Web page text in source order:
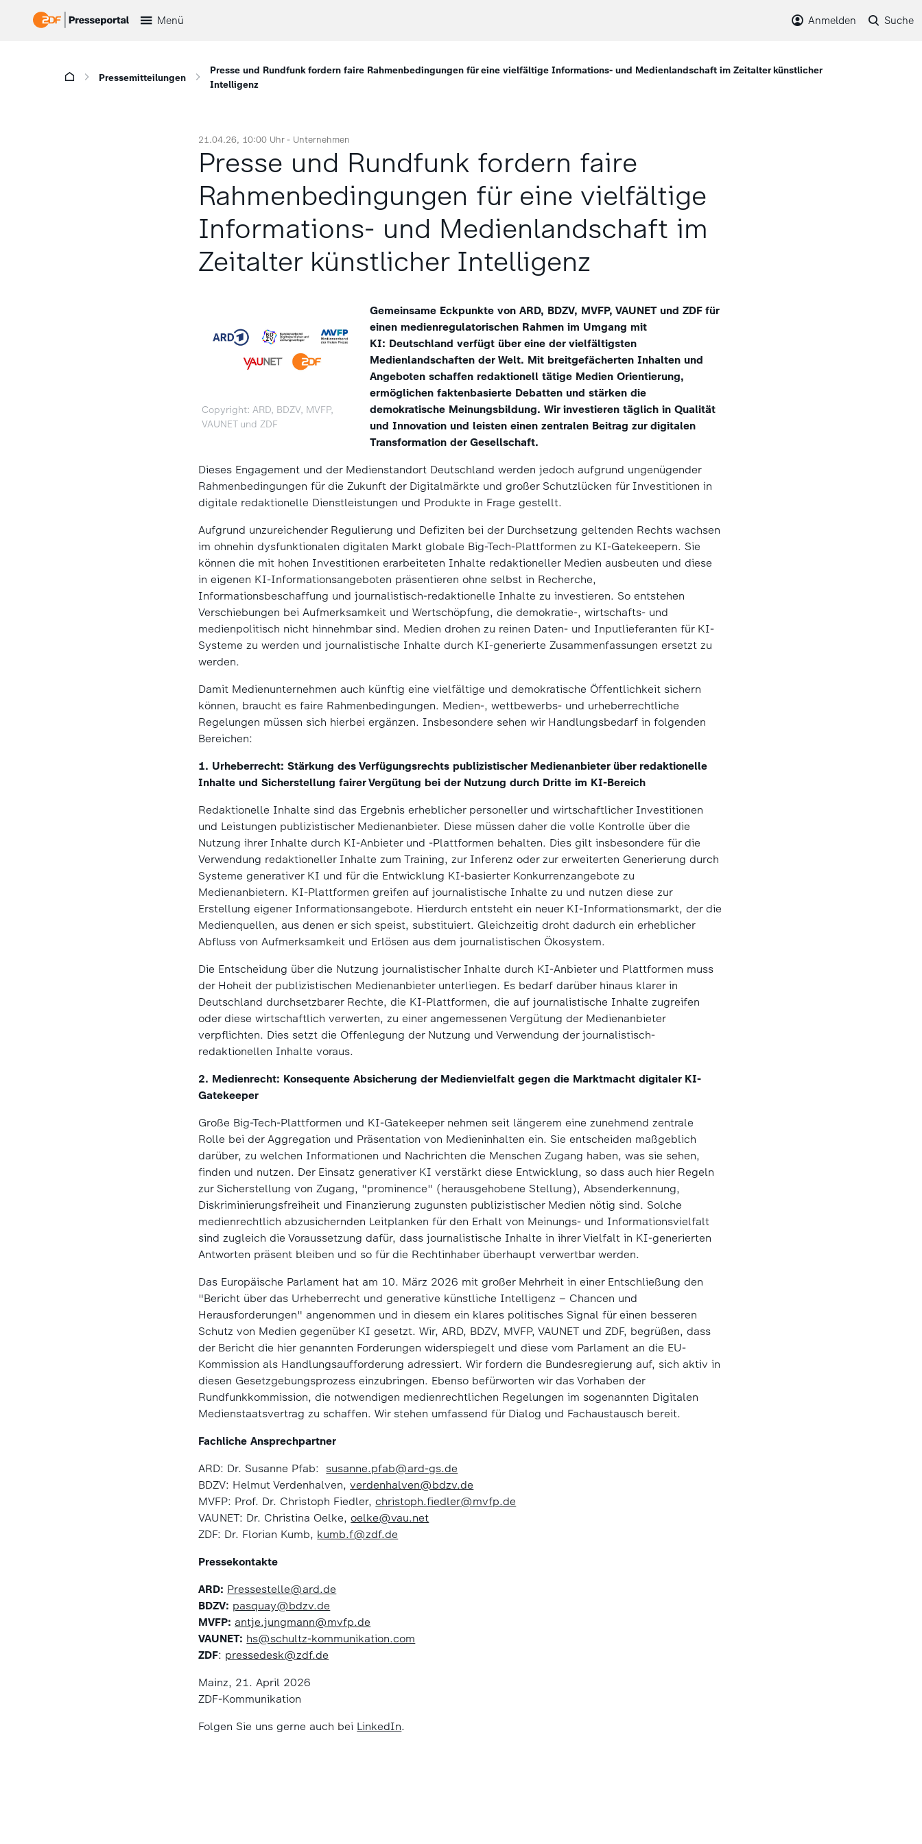
Menü Anmelden Suche
Pressemitteilungen
Presse und Rundfunk fordern faire Rahmenbedingungen für eine vielfältige Informations- und Medienlandschaft im Zeitalter künstlicher
Intelligenz
21.04.26, 10:00 Uhr - Unternehmen
Presse und Rundfunk fordern faire
Rahmenbedingungen für eine vielfältige
Informations- und Medienlandschaft im
Zeitalter künstlicher Intelligenz
Copyright: ARD, BDZV, MVFP,
VAUNET und ZDF
Gemeinsame Eckpunkte von ARD, BDZV, MVFP, VAUNET und ZDF für
einen medienregulatorischen Rahmen im Umgang mit
KI: Deutschland verfügt über eine der vielfältigsten
Medienlandschaften der Welt. Mit breitgefächerten Inhalten und
Angeboten schaffen redaktionell tätige Medien Orientierung,
ermöglichen faktenbasierte Debatten und stärken die
demokratische Meinungsbildung. Wir investieren täglich in Qualität
und Innovation und leisten einen zentralen Beitrag zur digitalen
Transformation der Gesellschaft.
Dieses Engagement und der Medienstandort Deutschland werden jedoch aufgrund ungenügender
Rahmenbedingungen für die Zukunft der Digitalmärkte und großer Schutzlücken für Investitionen in
digitale redaktionelle Dienstleistungen und Produkte in Frage gestellt.
Aufgrund unzureichender Regulierung und Defiziten bei der Durchsetzung geltenden Rechts wachsen
im ohnehin dysfunktionalen digitalen Markt globale Big-Tech-Plattformen zu KI-Gatekeepern. Sie
können die mit hohen Investitionen erarbeiteten Inhalte redaktioneller Medien ausbeuten und diese
in eigenen KI-Informationsangeboten präsentieren ohne selbst in Recherche,
Informationsbeschaffung und journalistisch-redaktionelle Inhalte zu investieren. So entstehen
Verschiebungen bei Aufmerksamkeit und Wertschöpfung, die demokratie-, wirtschafts- und
medienpolitisch nicht hinnehmbar sind. Medien drohen zu reinen Daten- und Inputlieferanten für KI-
Systeme zu werden und journalistische Inhalte durch KI-generierte Zusammenfassungen ersetzt zu
werden.
Damit Medienunternehmen auch künftig eine vielfältige und demokratische Öffentlichkeit sichern
können, braucht es faire Rahmenbedingungen. Medien-, wettbewerbs- und urheberrechtliche
Regelungen müssen sich hierbei ergänzen. Insbesondere sehen wir Handlungsbedarf in folgenden
Bereichen:
1. Urheberrecht: Stärkung des Verfügungsrechts publizistischer Medienanbieter über redaktionelle
Inhalte und Sicherstellung fairer Vergütung bei der Nutzung durch Dritte im KI-Bereich
Redaktionelle Inhalte sind das Ergebnis erheblicher personeller und wirtschaftlicher Investitionen
und Leistungen publizistischer Medienanbieter. Diese müssen daher die volle Kontrolle über die
Nutzung ihrer Inhalte durch KI-Anbieter und -Plattformen behalten. Dies gilt insbesondere für die
Verwendung redaktioneller Inhalte zum Training, zur Inferenz oder zur erweiterten Generierung durch
Systeme generativer KI und für die Entwicklung KI-basierter Konkurrenzangebote zu
Medienanbietern. KI-Plattformen greifen auf journalistische Inhalte zu und nutzen diese zur
Erstellung eigener Informationsangebote. Hierdurch entsteht ein neuer KI-Informationsmarkt, der die
Medienquellen, aus denen er sich speist, substituiert. Gleichzeitig droht dadurch ein erheblicher
Abfluss von Aufmerksamkeit und Erlösen aus dem journalistischen Ökosystem.
Die Entscheidung über die Nutzung journalistischer Inhalte durch KI-Anbieter und Plattformen muss
der Hoheit der publizistischen Medienanbieter unterliegen. Es bedarf darüber hinaus klarer in
Deutschland durchsetzbarer Rechte, die KI-Plattformen, die auf journalistische Inhalte zugreifen
oder diese wirtschaftlich verwerten, zu einer angemessenen Vergütung der Medienanbieter
verpflichten. Dies setzt die Offenlegung der Nutzung und Verwendung der journalistisch-
redaktionellen Inhalte voraus.
2. Medienrecht: Konsequente Absicherung der Medienvielfalt gegen die Marktmacht digitaler KI-
Gatekeeper
Große Big-Tech-Plattformen und KI-Gatekeeper nehmen seit längerem eine zunehmend zentrale
Rolle bei der Aggregation und Präsentation von Medieninhalten ein. Sie entscheiden maßgeblich
darüber, zu welchen Informationen und Nachrichten die Menschen Zugang haben, was sie sehen,
finden und nutzen. Der Einsatz generativer KI verstärkt diese Entwicklung, so dass auch hier Regeln
zur Sicherstellung von Zugang, "prominence" (herausgehobene Stellung), Absenderkennung,
Diskriminierungsfreiheit und Finanzierung zugunsten publizistischer Medien nötig sind. Solche
medienrechtlich abzusichernden Leitplanken für den Erhalt von Meinungs- und Informationsvielfalt
sind zugleich die Voraussetzung dafür, dass journalistische Inhalte in ihrer Vielfalt in KI-generierten
Antworten präsent bleiben und so für die Rechtinhaber überhaupt verwertbar werden.
Das Europäische Parlament hat am 10. März 2026 mit großer Mehrheit in einer Entschließung den
"Bericht über das Urheberrecht und generative künstliche Intelligenz – Chancen und
Herausforderungen" angenommen und in diesem ein klares politisches Signal für einen besseren
Schutz von Medien gegenüber KI gesetzt. Wir, ARD, BDZV, MVFP, VAUNET und ZDF, begrüßen, dass
der Bericht die hier genannten Forderungen widerspiegelt und diese vom Parlament an die EU-
Kommission als Handlungsaufforderung adressiert. Wir fordern die Bundesregierung auf, sich aktiv in
diesen Gesetzgebungsprozess einzubringen. Ebenso befürworten wir das Vorhaben der
Rundfunkkommission, die notwendigen medienrechtlichen Regelungen im sogenannten Digitalen
Medienstaatsvertrag zu schaffen. Wir stehen umfassend für Dialog und Fachaustausch bereit.
Fachliche Ansprechpartner
ARD: Dr. Susanne Pfab: susanne.pfab@ard-gs.de
BDZV: Helmut Verdenhalven,verdenhalven@bdzv.de
MVFP: Prof. Dr. Christoph Fiedler,christoph.fiedler@mvfp.de
VAUNET: Dr. Christina Oelke,oelke@vau.net
ZDF: Dr. Florian Kumb, kumb.f@zdf.de
Pressekontakte
ARD: Pressestelle@ard.de
BDZV: pasquay@bdzv.de
MVFP: antje.jungmann@mvfp.de
VAUNET: hs@schultz-kommunikation.com
ZDF: pressedesk@zdf.de
Mainz, 21. April 2026
ZDF-Kommunikation
Folgen Sie uns gerne auch bei LinkedIn.